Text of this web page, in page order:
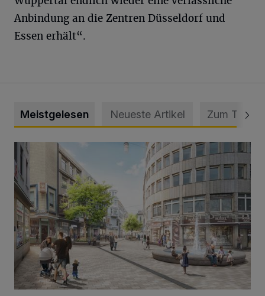
Anbindung an die Zentren Düsseldorf und
Essen erhält“.
Meistgelesen Neueste Artikel Zum Thema
Ein neuer Brunnen für die Alte Freiheit